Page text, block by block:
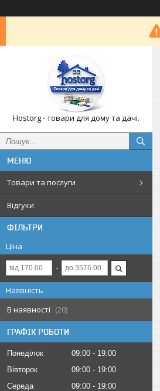
Hostorg - товари для дому та дачі.
Товари та послуги
Відгуки
ФІЛЬТРИ
Ціна
Наявність
В наявності
20
ГРАФІК РОБОТИ
Понеділок 09:00
19:00
Вівторок
09:00
19:00
Середа
09:00
19:00